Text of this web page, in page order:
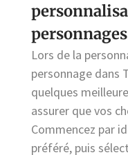
personnages
Lors de la
personnage dans
quelques
assurer que vos
Commencez par
préféré, puis